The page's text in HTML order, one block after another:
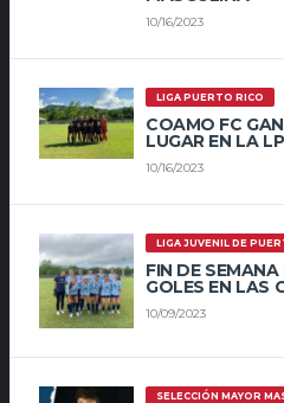
10/16/2023
LIGA PUERTO RICO
COAMO FC
LUGAR EN LA
10/16/2023
LIGA JUVENIL DE
FIN DE
GOLES EN LAS
10/09/2023
SELECCIÓN MAYOR